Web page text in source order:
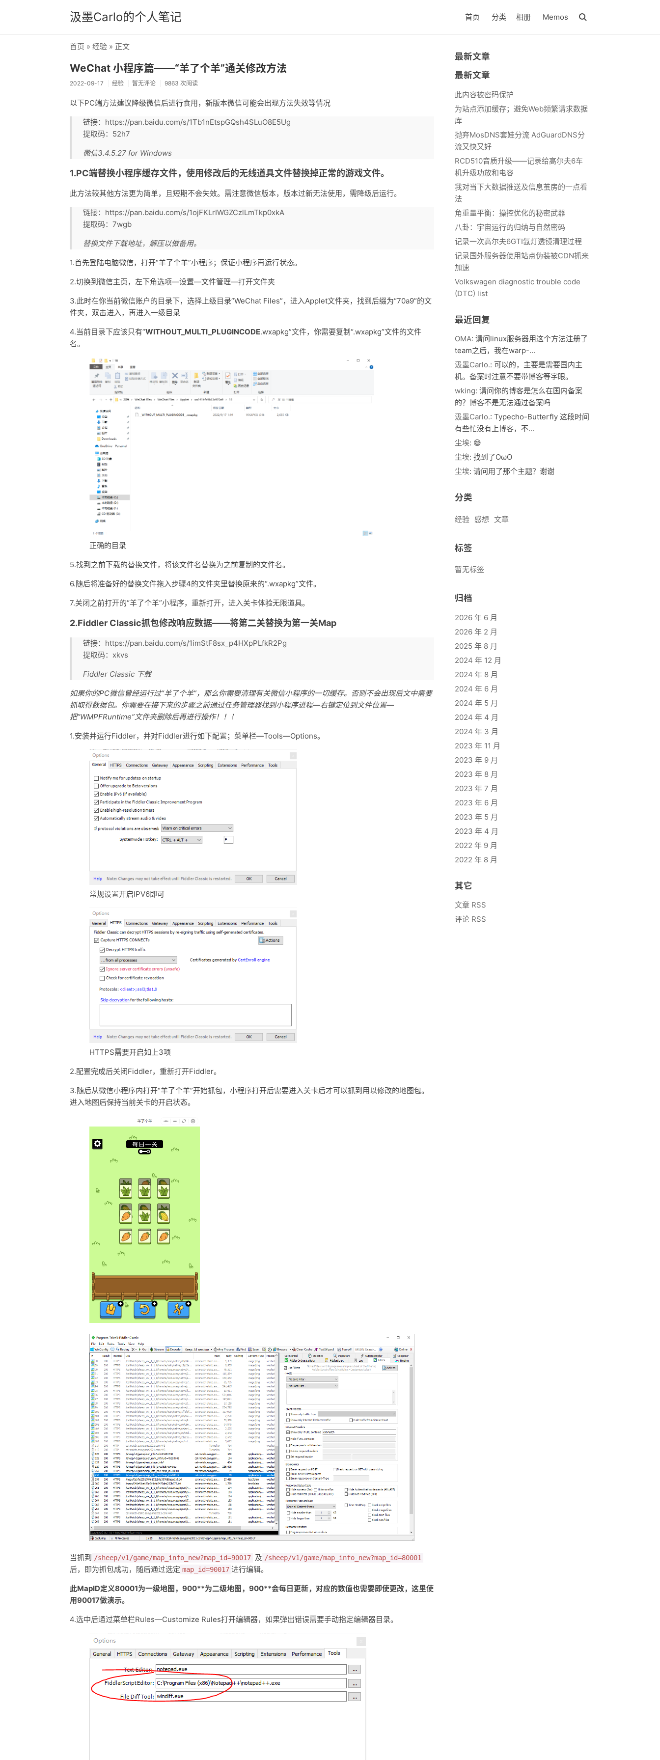
汲墨Carlo的个人笔记 首页 分类 相册 Memos
首页 » 经验 » 正文
WeChat 小程序篇——“羊了个羊”通关修改方法
2022-09-17 经验 暂无评论 9863 次阅读
以下PC端方法建议降级微信后进行食用，新版本微信可能会出现方法失效等情况
链接：https://pan.baidu.com/s/1Tb1nEtspGQsh4SLuO8E5Ug
提取码：52h7
微信3.4.5.27 for Windows
1.PC端替换小程序缓存文件，使用修改后的无线道具文件替换掉正常的游戏文件。
此方法较其他方法更为简单，且短期不会失效。需注意微信版本，版本过新无法使用，需降级后运行。
链接：https://pan.baidu.com/s/1ojFKLrIWGZCzlLmTkp0xkA
提取码：7wgb
替换文件下载地址，解压以做备用。
1.首先登陆电脑微信，打开“羊了个羊”小程序；保证小程序再运行状态。
2.切换到微信主页，左下角选项—设置—文件管理—打开文件夹
3.此时在你当前微信账户的目录下，选择上级目录“WeChat Files”，进入Applet文件夹，找到后缀为“70a9”的文
件夹，双击进入，再进入一级目录
4.当前目录下应该只有“WITHOUT_MULTI_PLUGINCODE.wxapkg”文件，你需要复制“.wxapkg”文件的文件
名。
正确的目录
5.找到之前下载的替换文件，将该文件名替换为之前复制的文件名。
6.随后将准备好的替换文件拖入步骤4的文件夹里替换原来的“.wxapkg”文件。
7.关闭之前打开的“羊了个羊”小程序，重新打开，进入关卡体验无限道具。
2.Fiddler Classic抓包修改响应数据——将第二关替换为第一关Map
链接：https://pan.baidu.com/s/1imStF8sx_p4HXpPLfkR2Pg
提取码：xkvs
Fiddler Classic 下载
如果你的PC微信曾经运行过“羊了个羊”，那么你需要清理有关微信小程序的一切缓存。否则不会出现后文中需要
抓取得数据包。你需要在接下来的步骤之前通过任务管理器找到小程序进程—右键定位到文件位置—
把“WMPFRuntime”文件夹删除后再进行操作！！！
1.安装并运行Fiddler，并对Fiddler进行如下配置；菜单栏—Tools—Options。
常规设置开启IPV6即可
HTTPS需要开启如上3项
2.配置完成后关闭Fiddler，重新打开Fiddler。
3.随后从微信小程序内打开“羊了个羊”开始抓包，小程序打开后需要进入关卡后才可以抓到用以修改的地图包。
进入地图后保持当前关卡的开启状态。
当抓到 /sheep/v1/game/map_info_new?map_id=90017 及 /sheep/v1/game/map_info_new?map_id=80001
后，即为抓包成功，随后通过选定 map_id=90017 进行编辑。
此MapID定义80001为一级地图，900**为二级地图，900**会每日更新，对应的数值也需要即使更改，这里使
用90017做演示。
4.选中后通过菜单栏Rules—Customize Rules打开编辑器，如果弹出错误需要手动指定编辑器目录。
最新文章
最新文章
此内容被密码保护
为站点添加缓存；避免Web频繁请求数据
库
抛弃MosDNS套娃分流 AdGuardDNS分
流又快又好
RCD510音质升级——记录给高尔夫6车
机升级功放和电容
我对当下大数据推送及信息茧房的一点看
法
角重量平衡：操控优化的秘密武器
八卦：宇宙运行的归纳与自然密码
记录一次高尔夫6GTI氙灯透镜清理过程
记录国外服务器使用站点伪装被CDN抓来
加速
Volkswagen diagnostic trouble code
(DTC) list
最近回复
OMA: 请问linux服务器用这个方法注册了
team之后，我在warp-...
汲墨Carlo.: 可以的，主要是需要国内主
机。备案时注意不要带博客等字眼。
wking: 请问你的博客是怎么在国内备案
的？博客不是无法通过备案吗
汲墨Carlo.: Typecho-Butterfly 这段时间
有些忙没有上博客，不...
尘埃: 😅
尘埃: 找到了OωO
尘埃: 请问用了那个主题？谢谢
分类
经验 感想 文章
标签
暂无标签
归档
2026 年 6 月
2026 年 2 月
2025 年 8 月
2024 年 12 月
2024 年 8 月
2024 年 6 月
2024 年 5 月
2024 年 4 月
2024 年 3 月
2023 年 11 月
2023 年 9 月
2023 年 8 月
2023 年 7 月
2023 年 6 月
2023 年 5 月
2023 年 4 月
2022 年 9 月
2022 年 8 月
其它
文章 RSS
评论 RSS